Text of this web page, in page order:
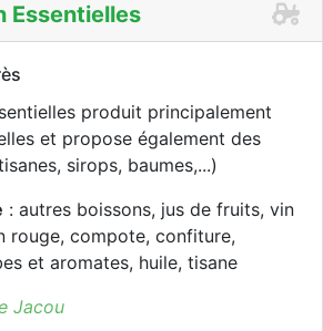
Essentielles
produit principalement
et propose également des
sirops, baumes,...)
: autres boissons, jus de fruits, vin
rouge, compote, confiture,
et aromates, huile, tisane
Jacou